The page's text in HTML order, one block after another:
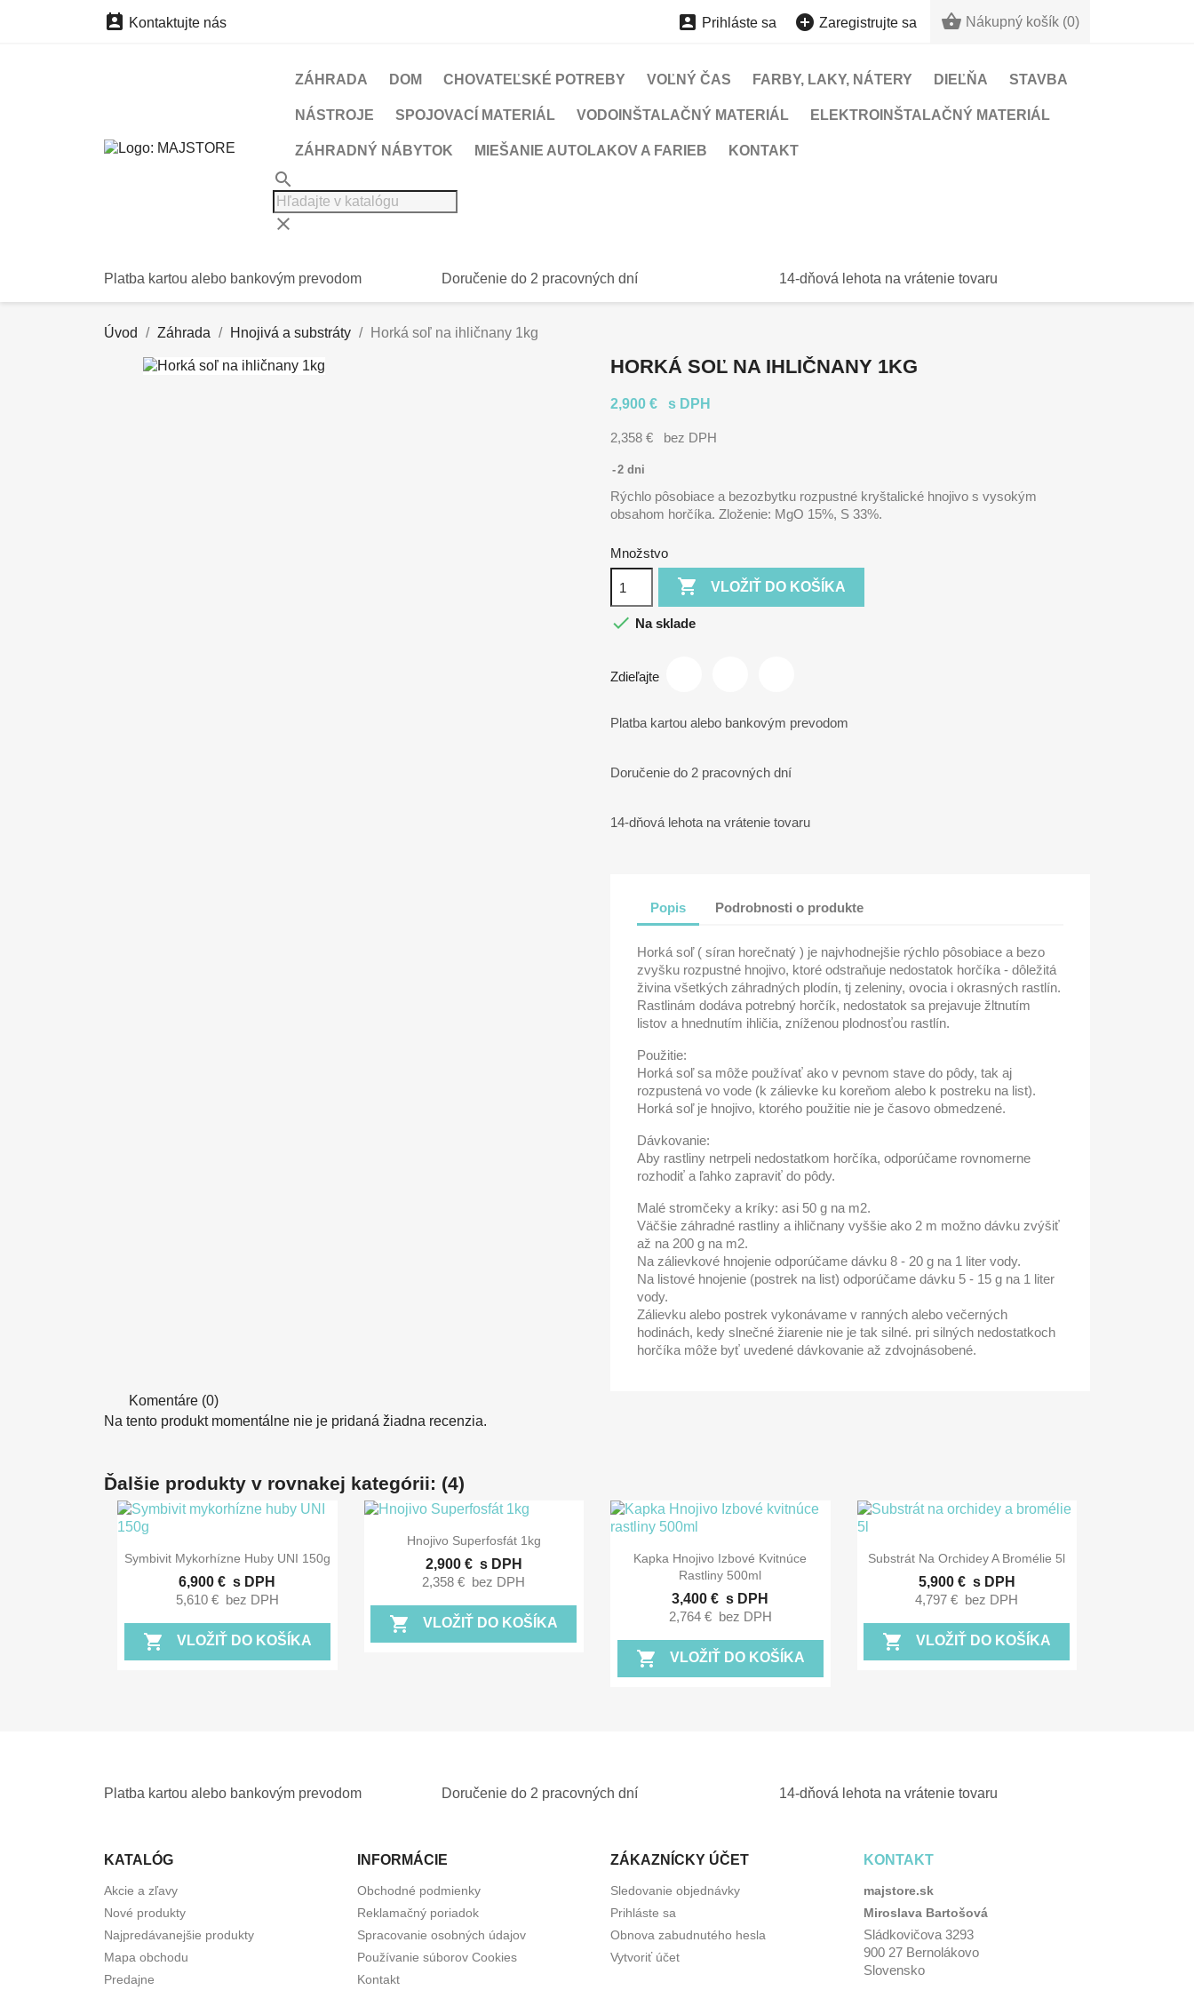
 Kontaktujte nás  Prihláste sa  Zaregistrujte sa  Nákupný košík (0)
ZÁHRADA DOM CHOVATEĽSKÉ POTREBY VOĽNÝ ČAS FARBY, LAKY, NÁTERY DIEĽŇA STAVBA
NÁSTROJE SPOJOVACÍ MATERIÁL VODOINŠTALAČNÝ MATERIÁL ELEKTROINŠTALAČNÝ MATERIÁL
ZÁHRADNÝ NÁBYTOK MIEŠANIE AUTOLAKOV A FARIEB KONTAKT
search
clear
Platba kartou alebo bankovým prevodom Doručenie do 2 pracovných dní 14-dňová lehota na vrátenie tovaru
Úvod Záhrada Hnojivá a substráty Horká soľ na ihličnany 1kg
HORKÁ SOĽ NA IHLIČNANY 1KG
2,900 € s DPH
2,358 € bez DPH
2 dni
Rýchlo pôsobiace a bezozbytku rozpustné kryštalické hnojivo s vysokým
obsahom horčíka. Zloženie: MgO 15%, S 33%.
Množstvo
 VLOŽIŤ DO KOŠÍKA
 Na sklade
Zdieľajte
Platba kartou alebo bankovým prevodom
Doručenie do 2 pracovných dní
14-dňová lehota na vrátenie tovaru
Popis Podrobnosti o produkte
Horká soľ ( síran horečnatý ) je najvhodnejšie rýchlo pôsobiace a bezo
zvyšku rozpustné hnojivo, ktoré odstraňuje nedostatok horčíka - dôležitá
živina všetkých záhradných plodín, tj zeleniny, ovocia i okrasných rastlín.
Rastlinám dodáva potrebný horčík, nedostatok sa prejavuje žltnutím
listov a hnednutím ihličia, zníženou plodnosťou rastlín.
Použitie:
Horká soľ sa môže používať ako v pevnom stave do pôdy, tak aj
rozpustená vo vode (k zálievke ku koreňom alebo k postreku na list).
Horká soľ je hnojivo, ktorého použitie nie je časovo obmedzené.
Dávkovanie:
Aby rastliny netrpeli nedostatkom horčíka, odporúčame rovnomerne
rozhodiť a ľahko zapraviť do pôdy.
Malé stromčeky a kríky: asi 50 g na m2.
Väčšie záhradné rastliny a ihličnany vyššie ako 2 m možno dávku zvýšiť
až na 200 g na m2.
Na zálievkové hnojenie odporúčame dávku 8 - 20 g na 1 liter vody.
Na listové hnojenie (postrek na list) odporúčame dávku 5 - 15 g na 1 liter
vody.
Zálievku alebo postrek vykonávame v ranných alebo večerných
hodinách, kedy slnečné žiarenie nie je tak silné. pri silných nedostatkoch
horčíka môže byť uvedené dávkovanie až zdvojnásobené.
Komentáre (0)
Na tento produkt momentálne nie je pridaná žiadna recenzia.
Ďalšie produkty v rovnakej kategórii: (4)
Rýchly náhľad
Symbivit Mykorhízne Huby UNI 150g
6,900 € s DPH
5,610 € bez DPH
shopping_cart VLOŽIŤ DO KOŠÍKA
Rýchly náhľad
Hnojivo Superfosfát 1kg
2,900 € s DPH
2,358 € bez DPH
shopping_cart VLOŽIŤ DO KOŠÍKA
Rýchly náhľad
Kapka Hnojivo Izbové Kvitnúce
Rastliny 500ml
3,400 € s DPH
2,764 € bez DPH
shopping_cart VLOŽIŤ DO KOŠÍKA
Rýchly náhľad
Substrát Na Orchidey A Bromélie 5l
5,900 € s DPH
4,797 € bez DPH
shopping_cart VLOŽIŤ DO KOŠÍKA
Platba kartou alebo bankovým prevodom Doručenie do 2 pracovných dní 14-dňová lehota na vrátenie tovaru
KATALÓG
Akcie a zľavy
Nové produkty
Najpredávanejšie produkty
Mapa obchodu
Predajne
INFORMÁCIE
Obchodné podmienky
Reklamačný poriadok
Spracovanie osobných údajov
Používanie súborov Cookies
Kontakt
ZÁKAZNÍCKY ÚČET
Sledovanie objednávky
Prihláste sa
Obnova zabudnutého hesla
Vytvoriť účet
KONTAKT
majstore.sk
Miroslava Bartošová
Sládkovičova 3293
900 27 Bernolákovo
Slovensko